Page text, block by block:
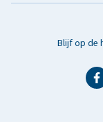
Blijf op de